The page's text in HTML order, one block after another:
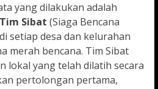
yang dilakukan adalah
Sibat (Siaga Bencana
setiap desa dan kelurahan
merah bencana. Tim Sibat
lokal yang telah dilatih secara
pertolongan pertama,